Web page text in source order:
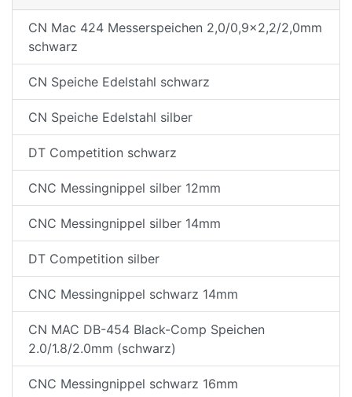
CN Mac 424 Messerspeichen 2,0/0,9x2,2/2,0mm
schwarz
CN Speiche Edelstahl schwarz
CN Speiche Edelstahl silber
DT Competition schwarz
CNC Messingnippel silber 12mm
CNC Messingnippel silber 14mm
DT Competition silber
CNC Messingnippel schwarz 14mm
CN MAC DB-454 Black-Comp Speichen
2.0/1.8/2.0mm (schwarz)
CNC Messingnippel schwarz 16mm